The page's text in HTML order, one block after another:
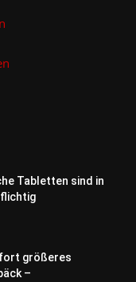
Tabletten sind in
größeres
–